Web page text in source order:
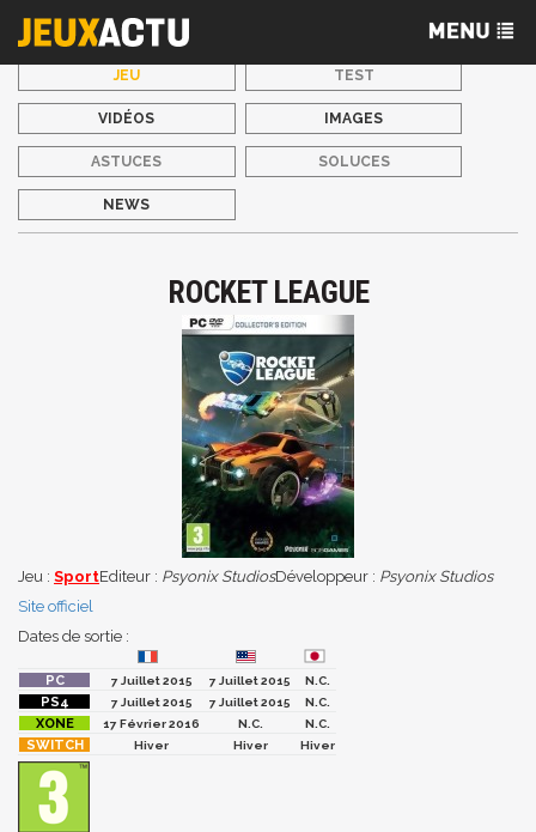
JEU TEST
VIDÉOS IMAGES
ASTUCES SOLUCES
NEWS
ROCKET LEAGUE
Jeu : SportEditeur : Psyonix StudiosDéveloppeur : Psyonix Studios
Site officiel
Dates de sortie :
7 Juillet 2015 7 Juillet 2015
N.C.
7 Juillet 2015
7 Juillet 2015
N.C.
17 Février 2016
N.C.
N.C.
Hiver
Hiver Hiver